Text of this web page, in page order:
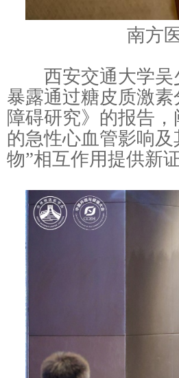
南方
西安交通大学吴
暴露通过糖皮质激
障碍研究》的报告
的急性心血管影响
物”相互作用提供新